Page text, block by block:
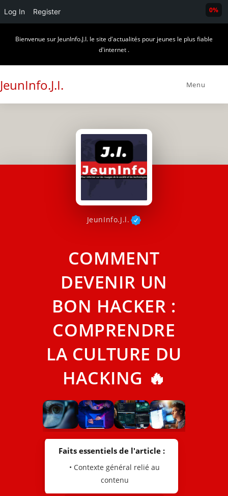
Log In Register
Bienvenue sur JeunInfo.J.I. le site d'actualités pour jeunes le plus fiable
d'internet .
JeunInfo.J.I. Menu
JeunInfo.J.l.
COMMENT
DEVENIR UN
BON HACKER :
COMPRENDRE
LA CULTURE DU
HACKING 🔥
Faits essentiels de l'article :
• Contexte général relié au
contenu
0%